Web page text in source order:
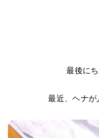
最後に
最近、ヘナが